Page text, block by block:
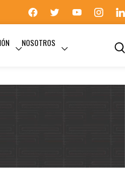
NOSOTROS